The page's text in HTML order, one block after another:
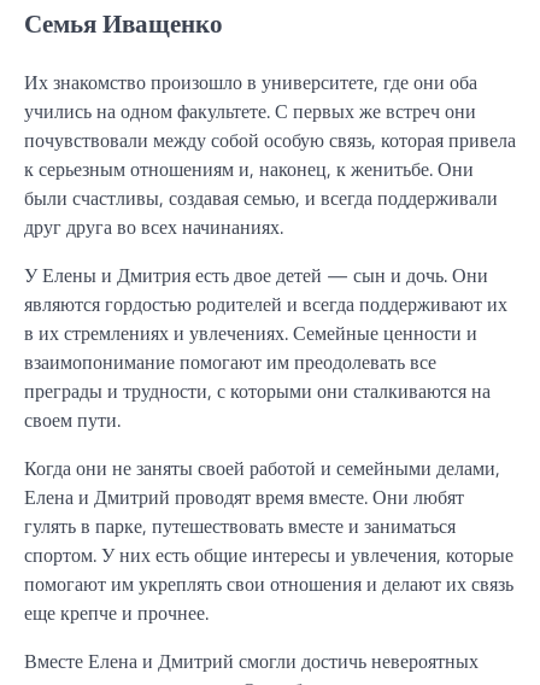
Семья Иващенко
Их знакомство произошло в университете, где они оба
учились на одном факультете. С первых же встреч они
почувствовали между собой особую связь, которая привела
к серьезным отношениям и, наконец, к женитьбе. Они
были счастливы, создавая семью, и всегда поддерживали
друг друга во всех начинаниях.
У Елены и Дмитрия есть двое детей — сын и дочь. Они
являются гордостью родителей и всегда поддерживают их
в их стремлениях и увлечениях. Семейные ценности и
взаимопонимание помогают им преодолевать все
преграды и трудности, с которыми они сталкиваются на
своем пути.
Когда они не заняты своей работой и семейными делами,
Елена и Дмитрий проводят время вместе. Они любят
гулять в парке, путешествовать вместе и заниматься
спортом. У них есть общие интересы и увлечения, которые
помогают им укреплять свои отношения и делают их связь
еще крепче и прочнее.
Вместе Елена и Дмитрий смогли достичь невероятных